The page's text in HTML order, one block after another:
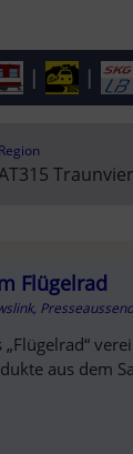
| |
Region
Flügelrad
„Flügelrad“
aus dem